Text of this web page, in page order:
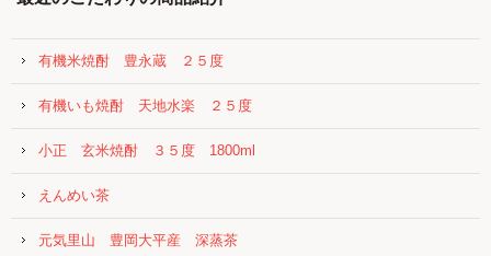
有機米焼酎 豊永蔵 ２５度
有機いも焼酎 天地水楽 ２５度
小正 玄米焼酎 ３５度 1800ml
えんめい茶
元気里山 豊岡大平産 深蒸茶